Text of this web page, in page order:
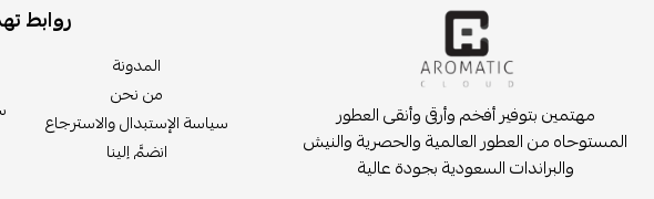
مهتمين بتوفير أفخم وأرقى وأنقى العطور
المستوحاه من العطور العالمية والحصرية والنيش
والبراندات السعودية بجودة عالية
روابط
المدونة
من نحن
سياسة الإستبدال والاسترجاع
انضمَّ إلينا